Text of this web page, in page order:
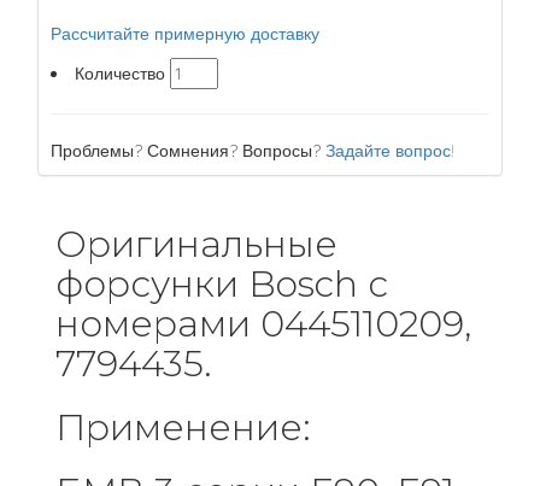
Рассчитайте примерную доставку
Количество
Проблемы? Сомнения? Вопросы? Задайте вопрос!
Оригинальные
форсунки Bosch с
номерами 0445110209,
7794435.
Применение: